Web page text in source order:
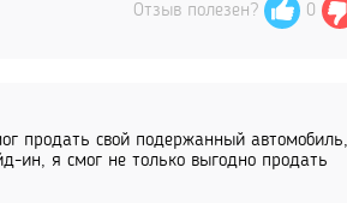
Отзыв полезен?
0
продать свой подержанный
ин, я смог не только выгодно продать